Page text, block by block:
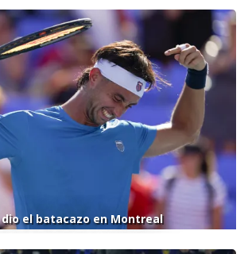
el batacazo en Montreal